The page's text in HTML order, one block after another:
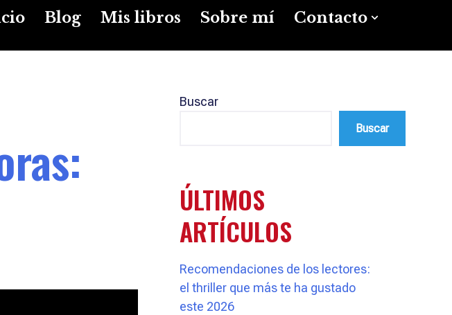
Blog Mis libros Sobre mí Contacto
Buscar
Buscar
ÚLTIMOS
ARTÍCULOS
Recomendaciones de los lectores:
el thriller que más te ha gustado
este 2026